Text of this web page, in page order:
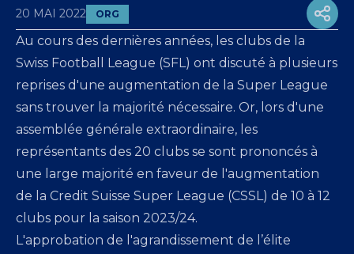
20 MAI 2022 ORG
Au cours des dernières années, les clubs de la
Swiss Football League (SFL) ont discuté à plusieurs
reprises d'une augmentation de la Super League
sans trouver la majorité nécessaire. Or, lors d'une
assemblée générale extraordinaire, les
représentants des 20 clubs se sont prononcés à
une large majorité en faveur de l'augmentation
de la Credit Suisse Super League (CSSL) de 10 à 12
clubs pour la saison 2023/24.
L'approbation de l'agrandissement de l’élite